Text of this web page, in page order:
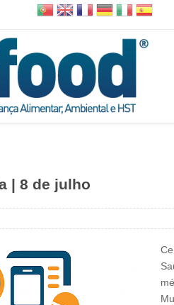
| 8 de julho